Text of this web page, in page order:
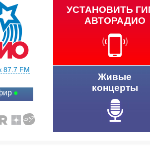
87.7 FM
УСТАНОВИТЬ
АВТОРАДИО
Живые
концерты